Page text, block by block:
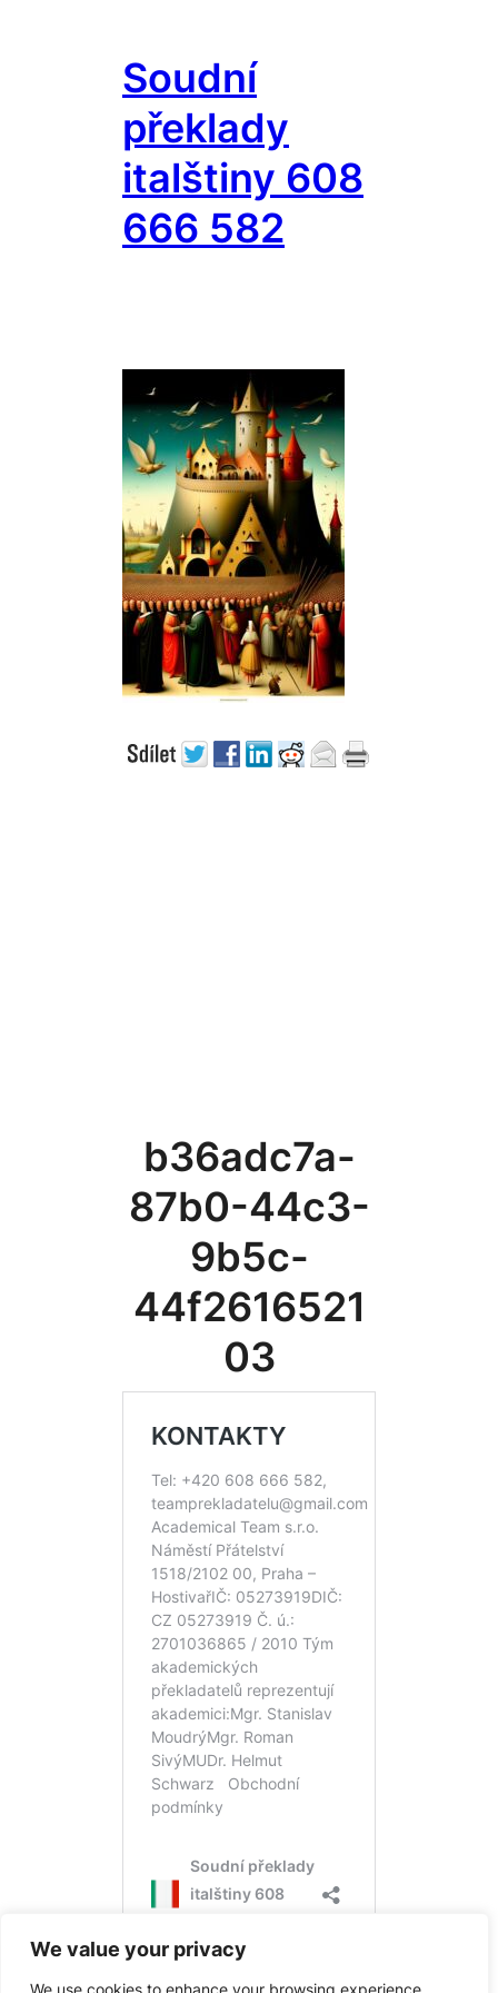
We value your privacy
We use cookies to enhance your browsing experience,
obsahSoudní
překlady
italštiny 608
666 582
b36adc7a-
87b0-44c3-
9b5c-
44f2616521
03